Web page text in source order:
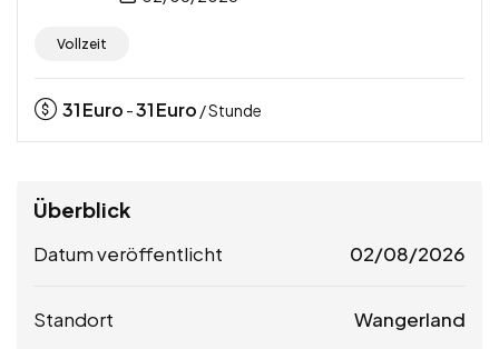
Vollzeit
31Euro -31Euro / Stunde
Überblick
Datum veröffentlicht 02/08/2026
Standort Wangerland